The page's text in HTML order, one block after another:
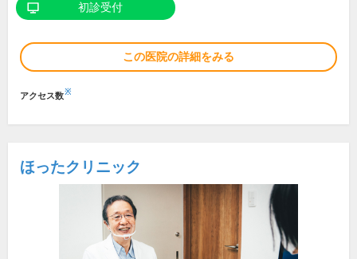
初診受付
この医院の詳細をみる
アクセス数※
ほったクリニック